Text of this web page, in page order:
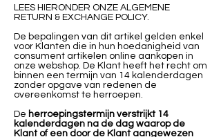
LEES HIERONDER ONZE ALGEMENE
RETURN & EXCHANGE POLICY.
De bepalingen van dit artikel gelden enkel
voor Klanten die in hun hoedanigheid van
consument artikelen online aankopen in
onze webshop. De Klant heeft het recht om
binnen een termijn van 14 kalenderdagen
zonder opgave van redenen de
overeenkomst te herroepen.
De herroepingstermijn verstrijkt 14
kalenderdagen na de dag waarop de
Klant of een door de Klant aangewezen